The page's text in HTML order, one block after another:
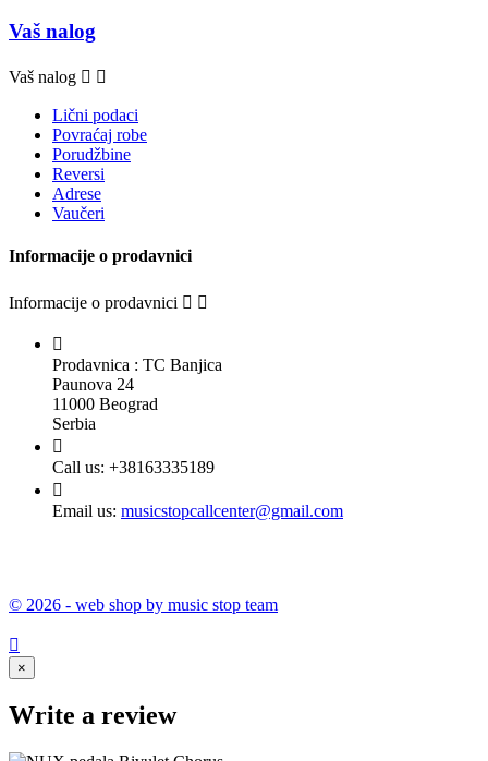
Vaš nalog
Vaš nalog  
Lični podaci
Povraćaj robe
Porudžbine
Reversi
Adrese
Vaučeri
Informacije o prodavnici
Informacije o prodavnici  

Prodavnica : TC Banjica
Paunova 24
11000 Beograd
Serbia

Call us: +38163335189

Email us: musicstopcallcenter@gmail.com
© 2026 - web shop by music stop team

×
Write a review